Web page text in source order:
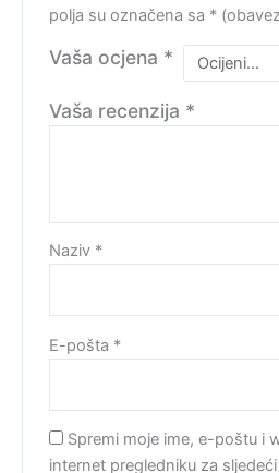
polja su označena sa *
Vaša ocjena *
Vaša recenzija *
Naziv *
E-pošta *
Spremi moje ime, e-poštu i
internet pregledniku za